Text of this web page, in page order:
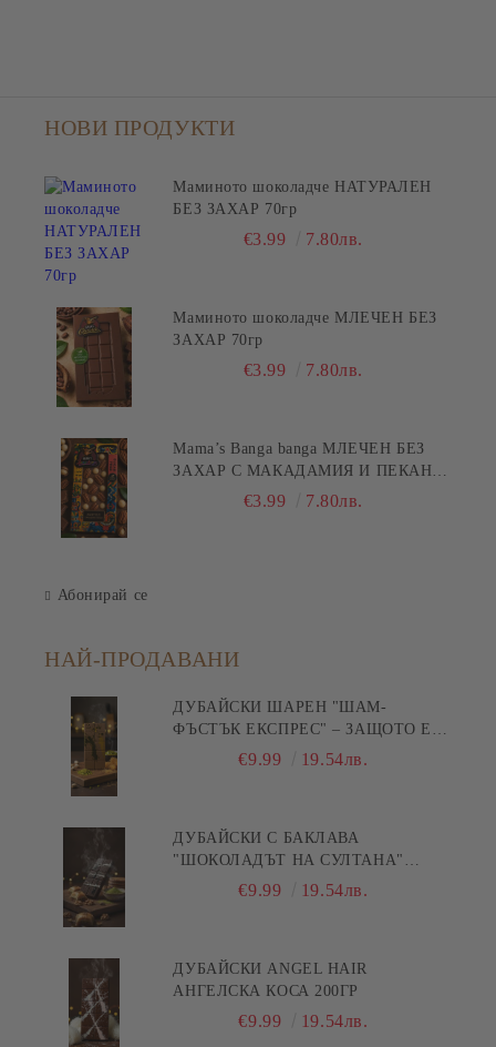
НОВИ ПРОДУКТИ
Маминото шоколадче НАТУРАЛЕН
БЕЗ ЗАХАР 70гр
€3.99 7.80лв.
Маминото шоколадче МЛЕЧЕН БЕЗ
ЗАХАР 70гр
€3.99 7.80лв.
Mama’s Banga banga МЛЕЧЕН БЕЗ
ЗАХАР С МАКАДАМИЯ И ПЕКАН
€3.99 7.80лв.
Абонирай се
НАЙ-ПРОДАВАНИ
ДУБАЙСКИ ШАРЕН "ШАМ-
ФЪСТЪК ЕКСПРЕС" – ЗАЩОТО Е
БЪРЗА ПИСТА КЪМ
€9.99 19.54лв.
ДУБАЙСКИ С БАКЛАВА
"ШОКОЛАДЪТ НА СУЛТАНА"
€9.99 19.54лв.
ДУБАЙСКИ ANGEL HAIR
АНГЕЛСКА КОСА 200ГР
€9.99 19.54лв.